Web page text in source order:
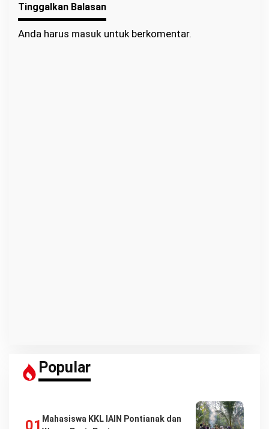
dalam Kebaikan
Tinggalkan Balasan
Anda harus masuk untuk berkomentar.
Popular
Mahasiswa KKL IAIN Pontianak dan